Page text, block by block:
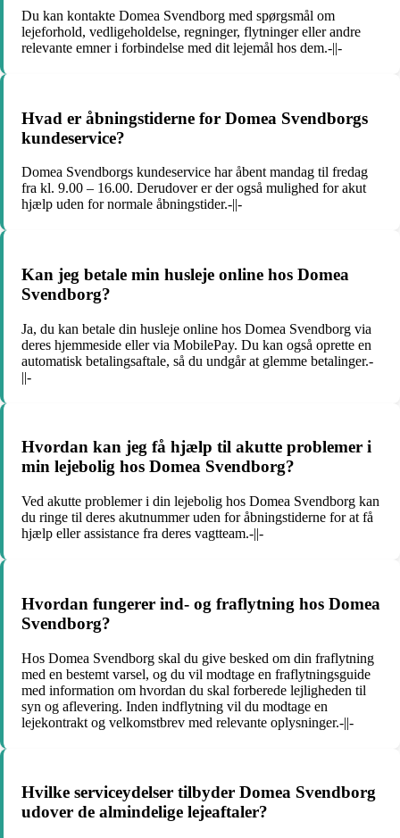
Du kan kontakte Domea Svendborg med spørgsmål om
lejeforhold, vedligeholdelse, regninger, flytninger eller andre
relevante emner i forbindelse med dit lejemål hos dem.-||-
Hvad er åbningstiderne for Domea Svendborgs
kundeservice?
Domea Svendborgs kundeservice har åbent mandag til fredag
fra kl. 9.00 – 16.00. Derudover er der også mulighed for akut
hjælp uden for normale åbningstider.-||-
Kan jeg betale min husleje online hos Domea
Svendborg?
Ja, du kan betale din husleje online hos Domea Svendborg via
deres hjemmeside eller via MobilePay. Du kan også oprette en
automatisk betalingsaftale, så du undgår at glemme betalinger.-
||-
Hvordan kan jeg få hjælp til akutte problemer i
min lejebolig hos Domea Svendborg?
Ved akutte problemer i din lejebolig hos Domea Svendborg kan
du ringe til deres akutnummer uden for åbningstiderne for at få
hjælp eller assistance fra deres vagtteam.-||-
Hvordan fungerer ind- og fraflytning hos Domea
Svendborg?
Hos Domea Svendborg skal du give besked om din fraflytning
med en bestemt varsel, og du vil modtage en fraflytningsguide
med information om hvordan du skal forberede lejligheden til
syn og aflevering. Inden indflytning vil du modtage en
lejekontrakt og velkomstbrev med relevante oplysninger.-||-
Hvilke serviceydelser tilbyder Domea Svendborg
udover de almindelige lejeaftaler?